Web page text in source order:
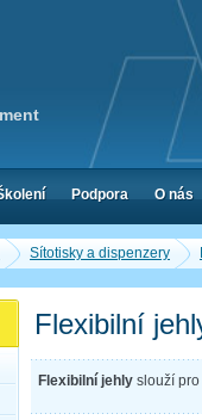
Sítotisky a dispenzery
Flexibilní
Flexibilní jehly slouží
Podpora O nás